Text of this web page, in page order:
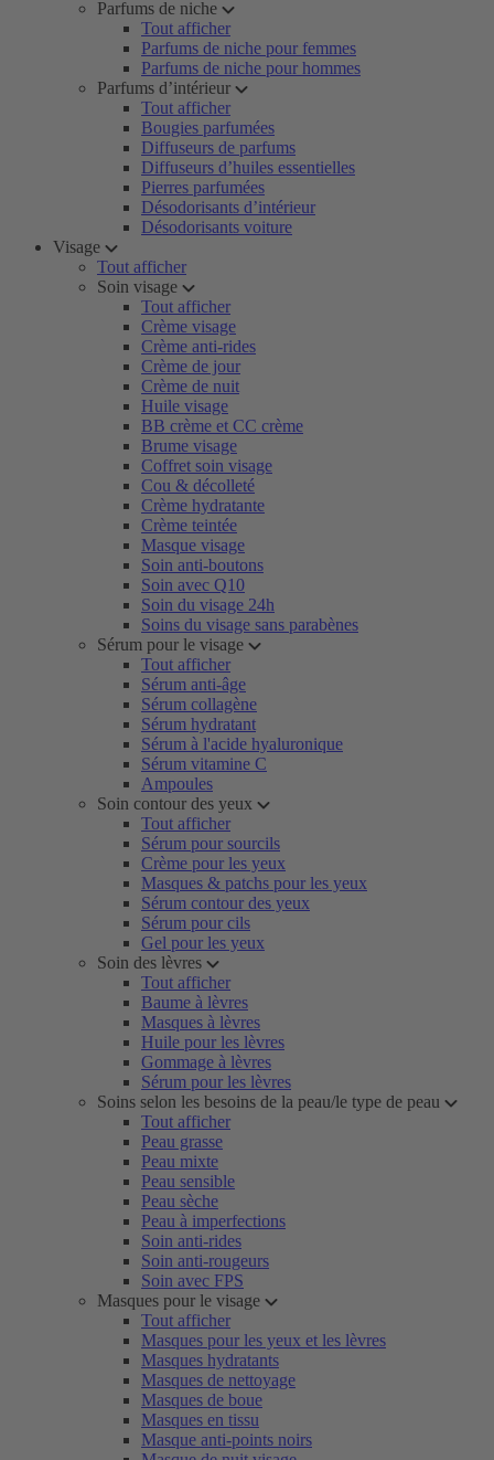
Parfums de niche
Tout afficher
Parfums de niche pour femmes
Parfums de niche pour hommes
Parfums d’intérieur
Tout afficher
Bougies parfumées
Diffuseurs de parfums
Diffuseurs d’huiles essentielles
Pierres parfumées
Désodorisants d’intérieur
Désodorisants voiture
Visage
Tout afficher
Soin visage
Tout afficher
Crème visage
Crème anti-rides
Crème de jour
Crème de nuit
Huile visage
BB crème et CC crème
Brume visage
Coffret soin visage
Cou & décolleté
Crème hydratante
Crème teintée
Masque visage
Soin anti-boutons
Soin avec Q10
Soin du visage 24h
Soins du visage sans parabènes
Sérum pour le visage
Tout afficher
Sérum anti-âge
Sérum collagène
Sérum hydratant
Sérum à l'acide hyaluronique
Sérum vitamine C
Ampoules
Soin contour des yeux
Tout afficher
Sérum pour sourcils
Crème pour les yeux
Masques & patchs pour les yeux
Sérum contour des yeux
Sérum pour cils
Gel pour les yeux
Soin des lèvres
Tout afficher
Baume à lèvres
Masques à lèvres
Huile pour les lèvres
Gommage à lèvres
Sérum pour les lèvres
Soins selon les besoins de la peau/le type de peau
Tout afficher
Peau grasse
Peau mixte
Peau sensible
Peau sèche
Peau à imperfections
Soin anti-rides
Soin anti-rougeurs
Soin avec FPS
Masques pour le visage
Tout afficher
Masques pour les yeux et les lèvres
Masques hydratants
Masques de nettoyage
Masques de boue
Masques en tissu
Masque anti-points noirs